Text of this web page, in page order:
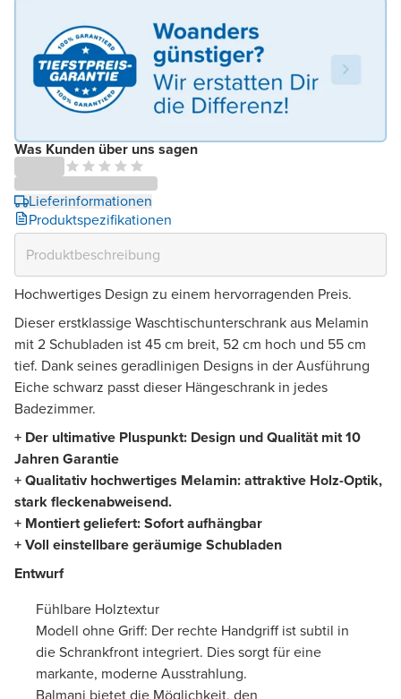
Was Kunden über uns sagen
Lieferinformationen
Produktspezifikationen
Hochwertiges Design zu einem hervorragenden Preis.
Dieser erstklassige Waschtischunterschrank aus Melamin
mit 2 Schubladen ist 45 cm breit, 52 cm hoch und 55 cm
tief. Dank seines geradlinigen Designs in der Ausführung
Eiche schwarz passt dieser Hängeschrank in jedes
Badezimmer.
+ Der ultimative Pluspunkt: Design und Qualität mit 10
Jahren Garantie
+ Qualitativ hochwertiges Melamin: attraktive Holz-Optik,
stark fleckenabweisend.
+ Montiert geliefert: Sofort aufhängbar
+ Voll einstellbare geräumige Schubladen
Entwurf
Fühlbare Holztextur
Modell ohne Griff: Der rechte Handgriff ist subtil in
die Schrankfront integriert. Dies sorgt für eine
markante, moderne Ausstrahlung.
Balmani bietet die Möglichkeit, den